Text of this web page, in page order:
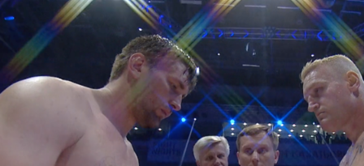
Спортивный брендинг ,Cпортивное